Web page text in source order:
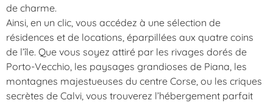
de charme.
Ainsi, en un clic, vous accédez à une sélection de
résidences et de locations, éparpillées aux quatre coins
de l’île. Que vous soyez attiré par les rivages dorés de
Porto-Vecchio, les paysages grandioses de Piana, les
montagnes majestueuses du centre Corse, ou les criques
secrètes de Calvi, vous trouverez l’hébergement parfait